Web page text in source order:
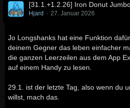
[31.1.+1.2.26] Iron Donut
Hjard 27. Januar 2026
Jo Longshanks hat eine Funktion
deinem Gegner das leben einfacher
die ganzen Leerzeilen aus dem App
auf einem Handy zu lesen.
29.1. ist der letzte Tag, also wenn du
willst, mach das.